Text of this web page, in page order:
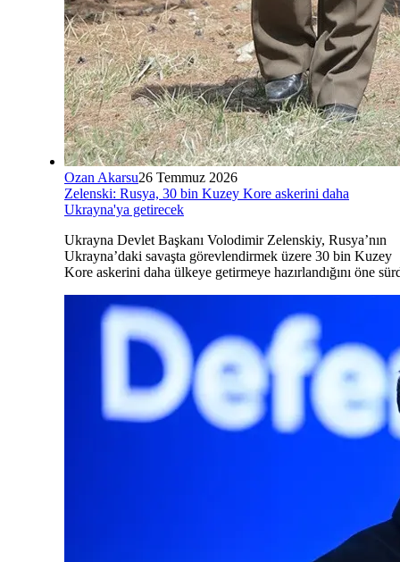
Ozan Akarsu26 Temmuz 2026
Zelenski: Rusya, 30 bin Kuzey Kore askerini daha
Ukrayna'ya getirecek
Ukrayna Devlet Başkanı Volodimir Zelenskiy, Rusya’nın
Ukrayna’daki savaşta görevlendirmek üzere 30 bin Kuzey
Kore askerini daha ülkeye getirmeye hazırlandığını öne